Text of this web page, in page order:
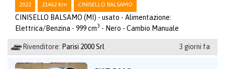
2022 21462 Km CINISELLO BALSAMO
CINISELLO BALSAMO (MI) - usato - Alimentazione:
Elettrica/Benzina - 999 cm3 - Nero - Cambio Manuale
Rivenditore: Parisi 2000 Srl 3 giorni fa